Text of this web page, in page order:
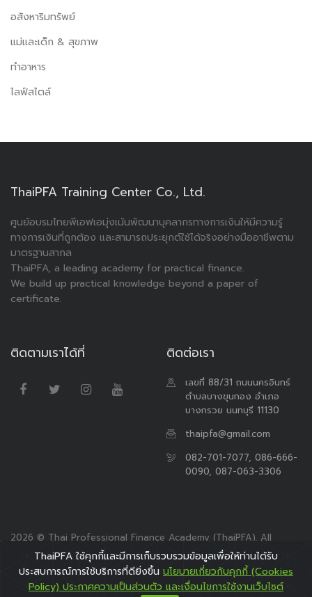
อสังหาริมทรัพย์
แม่และเด็ก & สุขภาพ
ทำอาหาร
ไลฟ์สไตล์
ThaiPFA Training Center Co., Ltd.
ศูนย์อบรมไทยพีเอฟเอมุ่งเน้นพัฒนาบุคลากรทางการเงินให้มีความรู้
ทางการเงินที่ถูกต้อง และสามารถประยุกต์ใช้ได้จริงอย่างมืออาชีพตาม
มาตรฐานสากล
ThaiPFA, a leading academy for practical finance.
We build up practical knowledge beyond a paper of
certificate.
ติดตามเราได้ที่ ติดต่อเรา
เลขที่ 88/31 ถนนนครอินทร์
ตำบลบางขุนกอง อำเภอ
บางกรวย นนทบุรี 11130
thaipfa@gmail.com
082-701-7077, 086-666-
0090, 087-063-3306
2026 © Thai Professional Finance Academy (ThaiPFA). All
Rights Reserved.
ThaiPFA ใช้คุกกี้และมีการเก็บรวบรวมข้อมูลเพื่อให้ท่านได้รับ
ประสบการณ์การใช้บริการที่ดียิ่งขึ้น นโยบายเกี่ยวกับคุกกี้ (Cookies
Policy) ประกาศความเป็นส่วนตัว และเงื่อนไขการใช้งานเว็บไซต์